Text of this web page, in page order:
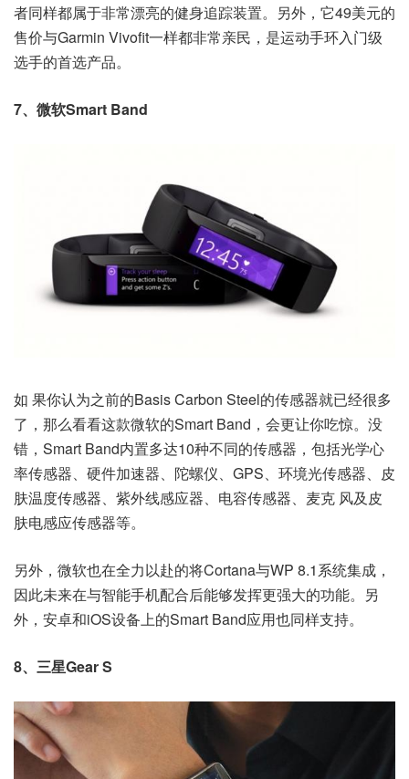
者同样都属于非常漂亮的健身追踪装置。另外，它49美元的
售价与Garmin Vivofit一样都非常亲民，是运动手环入门级
选手的首选产品。
7、微软Smart Band
如 果你认为之前的Basis Carbon Steel的传感器就已经很多
了，那么看看这款微软的Smart Band，会更让你吃惊。没
错，Smart Band内置多达10种不同的传感器，包括光学心
率传感器、硬件加速器、陀螺仪、GPS、环境光传感器、皮
肤温度传感器、紫外线感应器、电容传感器、麦克 风及皮
肤电感应传感器等。
另外，微软也在全力以赴的将Cortana与WP 8.1系统集成，
因此未来在与智能手机配合后能够发挥更强大的功能。另
外，安卓和iOS设备上的Smart Band应用也同样支持。
8、三星Gear S